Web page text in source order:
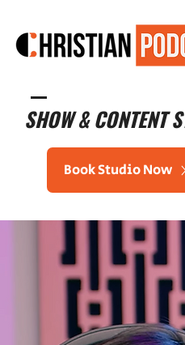
SHOW & CONTENT
Book Studio Now